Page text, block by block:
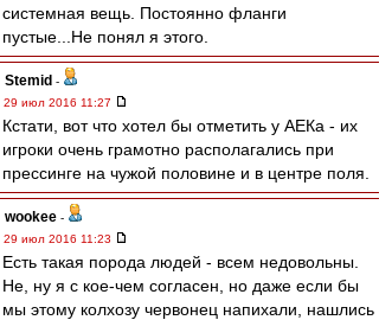
системная вещь. Постоянно фланги
пустые...Не понял я этого.
Stemid -
29 июл 2016 11:27
Кстати, вот что хотел бы отметить у АЕКа - их
игроки очень грамотно располагались при
прессинге на чужой половине и в центре поля.
wookee -
29 июл 2016 11:23
Есть такая порода людей - всем недовольны.
Не, ну я с кое-чем согласен, но даже если бы
мы этому колхозу червонец напихали, нашлись